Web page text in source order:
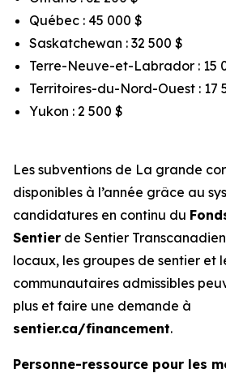
Québec : 45 000 $
Saskatchewan : 32 500 $
Terre-Neuve-et-Labrador : 15
Territoires-du-Nord-Ouest : 17
Yukon : 2 500 $
Les subventions de La grande
disponibles à l’année grâce au
candidatures en continu du
Sentier de Sentier
locaux, les groupes de sentier et
communautaires admissibles
plus et faire une demande à
sentier.ca/financement.
Personne-ressource pour les